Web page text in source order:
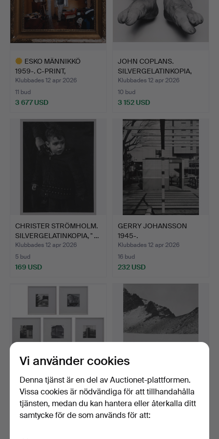
ESKO MÄNNIKKÖ
1959-. C-PRINT,
"KUIVANIEMI …
Klubbades 12 apr 2026
11 bud
3 677 USD
JOHN COPLANS.
SILVERGELATINKOPIA,
"SELF P…
Klubbades 12 apr 2026
10 bud
3 152 USD
CHRISTER STRÖMHOLM.
SILVERGELATINKOPIA, " …
Klubbades 12 apr 2026
5 bud
169 USD
GERRY JOHANSSON
1945-.
SILVERGELATINKOPIA,…
Klubbades 12 apr 2026
16 bud
232 USD
GERRY JOHANSSON
1945-.
SILVERGELATINKOPIOR…
Klubbades 12 apr 2026
GERRY JOHANSSON
1945-.
Vi använder cookies
Denna tjänst är en del av Auctionet-plattformen.
Vissa cookies är nödvändiga för att tillhandahålla
tjänsten, medan du kan hantera eller återkalla ditt
samtycke för de som används för att: